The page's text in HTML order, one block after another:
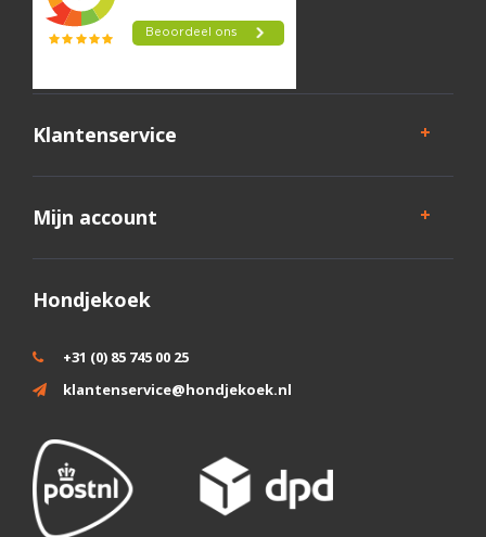
Klantenservice
Mijn account
Hondjekoek
+31 (0) 85 745 00 25
klantenservice@hondjekoek.nl